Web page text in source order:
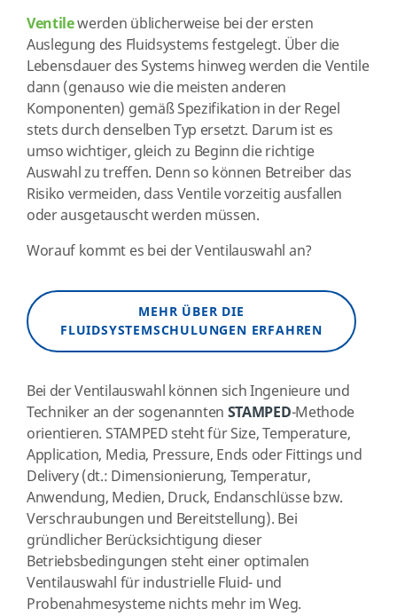
Ventilewerden üblicherweise bei der ersten
Auslegung des Fluidsystems festgelegt. Über die
Lebensdauer des Systems hinweg werden die Ventile
dann (genauso wie die meisten anderen
Komponenten) gemäß Spezifikation in der Regel
stets durch denselben Typ ersetzt. Darum ist es
umso wichtiger, gleich zu Beginn die richtige
Auswahl zu treffen. Denn so können Betreiber das
Risiko vermeiden, dass Ventile vorzeitig ausfallen
oder ausgetauscht werden müssen.
Worauf kommt es bei der Ventilauswahl an?
MEHR ÜBER DIE
FLUIDSYSTEMSCHULUNGEN ERFAHREN
Bei der Ventilauswahl können sich Ingenieure und
Techniker an der sogenannten STAMPED-Methode
orientieren. STAMPED steht für Size, Temperature,
Application, Media, Pressure, Ends oder Fittings und
Delivery (dt.: Dimensionierung, Temperatur,
Anwendung, Medien, Druck, Endanschlüsse bzw.
Verschraubungen und Bereitstellung). Bei
gründlicher Berücksichtigung dieser
Betriebsbedingungen steht einer optimalen
Ventilauswahl für industrielle Fluid- und
Probenahmesysteme nichts mehr im Weg.